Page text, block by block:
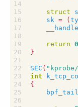
struct
sk = (
return 0
}
SEC (
int
{